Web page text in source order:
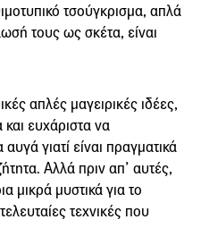
τσούγκρισμα, απλά
τους ως σκέτα, είναι
απλές μαγειρικές ιδέες,
ευχάριστα να
γιατί είναι πραγματικά
Αλλά πριν απ’ αυτές,
μικρά μυστικά για το
τεχνικές που